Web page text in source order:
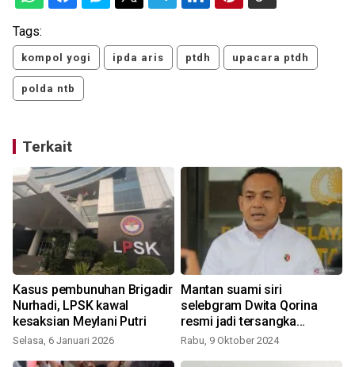
Tags:
kompol yogi ipda aris ptdh upacara ptdh
polda ntb
Terkait
Kasus pembunuhan Brigadir
Nurhadi, LPSK kawal
kesaksian Meylani Putri
Selasa, 6 Januari 2026
Mantan suami siri
selebgram Dwita Qorina
resmi jadi tersangka
penganiayaan
Rabu, 9 Oktober 2024